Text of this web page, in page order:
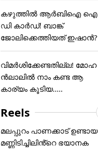
കഴുത്തില്‍ ആര്‍ബിഐ ഐ
ഡി കാര്‍ഡ്! ബാങ്ക്
ജോലിക്കെത്തിയത് ഇഷാന്‍?
വിമർശിക്കേണ്ടതില്ല! മോഹ
ൻലാലിൽ നാം കണ്ട ആ
കാര്യം കൂടിയ.....
Reels
മലപ്പുറം പാണക്കാട് ഉണ്ടായ
മണ്ണിടിച്ചിലിൻ്റെ ഭയാനക